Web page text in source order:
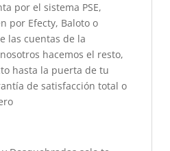
por el sistema PSE,
por Efecty, Baloto o
las cuentas de la
hacemos el resto,
hasta la puerta de tu
de satisfacción total o